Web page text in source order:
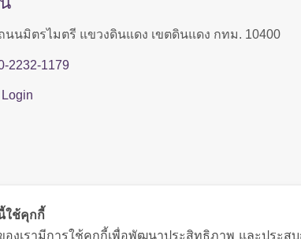
นนมิตรไมตรี แขวงดินแดง เขตดินแดง กทม. 10400
2232-1179
Login
ใช้คุกกี้
องเรามีการใช้คุกกี้เพื่อพัฒนาประสิทธิภาพ และประ